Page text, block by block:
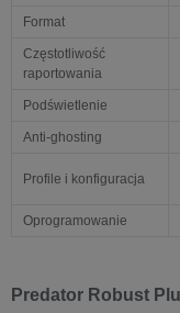
Format
Częstotliwość
raportowania
Podświetlenie
Anti-ghosting
Profile i konfiguracja
Oprogramowanie
Predator Robust